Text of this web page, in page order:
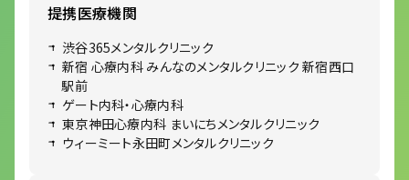
提携医療機関
渋谷365メンタルクリニック
新宿 心療内科 みんなのメンタルクリニック 新宿西口
駅前
ゲート内科・心療内科
東京神田心療内科 まいにちメンタルクリニック
ウィーミート永田町メンタルクリニック